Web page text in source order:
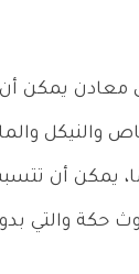
معادن يمكن أن
والنيكل
يمكن أن
حكة والتي